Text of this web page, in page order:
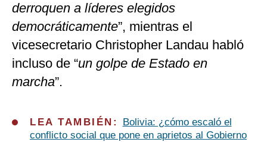
derroquen a líderes elegidos
democráticamente”, mientras el
vicesecretario Christopher Landau habló
incluso de “un golpe de Estado en
marcha”.
LEA TAMBIÉN:
Bolivia: ¿cómo escaló el
conflicto social que pone en aprietos al Gobierno